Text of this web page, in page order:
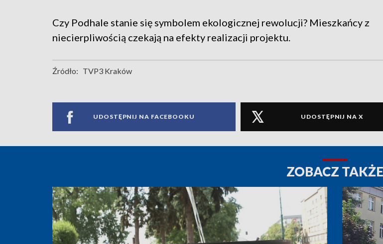
Czy Podhale stanie się symbolem ekologicznej rewolucji? Mieszkańcy z
niecierpliwością czekają na efekty realizacji projektu.
Źródło: TVP3 Kraków
UDOSTĘPNIJ NA FACEBOOKU UDOSTĘPNIJ NA X
ZOBACZ TAKŻE